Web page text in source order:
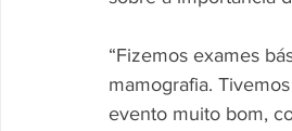
“Fizemos exames
mamografia.
evento muito bom,